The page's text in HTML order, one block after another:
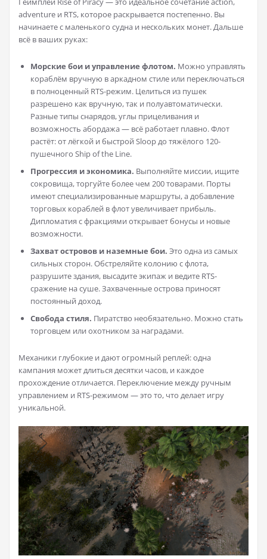
adventure и RTS, которое раскрывается постепенно. Вы
начинаете с маленького судна и нескольких монет. Дальше
всё в ваших руках:
Морские бои и управление флотом. Можно управлять
кораблём вручную в аркадном стиле или переключаться
в полноценный RTS-режим. Целиться из пушек
разрешено как вручную, так и полуавтоматически.
Разные типы снарядов, углы прицеливания и
возможность абордажа — всё работает плавно. Флот
растёт: от лёгкой и быстрой Sloop до тяжёлого 120-
пушечного Ship of the Line.
Прогрессия и экономика. Выполняйте миссии, ищите
сокровища, торгуйте более чем 200 товарами. Порты
имеют специализированные маршруты, а добавление
торговых кораблей в флот увеличивает прибыль.
Дипломатия с фракциями открывает бонусы и новые
возможности.
Захват островов и наземные бои. Это одна из самых
сильных сторон. Обстреляйте колонию с флота,
разрушите здания, высадите экипаж и ведите RTS-
сражение на суше. Захваченные острова приносят
постоянный доход.
Свобода стиля. Пиратство необязательно. Можно стать
торговцем или охотником за наградами.
Механики глубокие и дают огромный реплей: одна
кампания может длиться десятки часов, и каждое
прохождение отличается. Переключение между ручным
управлением и RTS-режимом — это то, что делает игру
уникальной.